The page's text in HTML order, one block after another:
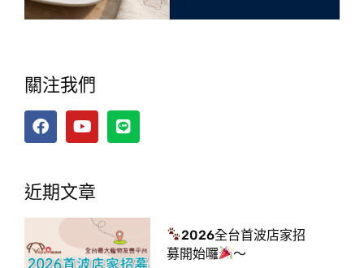
犬隻福利，由醫療照護助理、動物行為訓練師以及志
動保處更指出，未來新建動物之家將轉型為多功能送
關注我們
近期文章
2026全台首波店家招
募開始囉
～